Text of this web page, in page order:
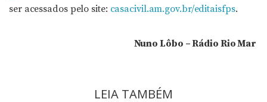
ser acessados pelo site: casacivil.am.gov.br/editaisfps.
Nuno Lôbo – Rádio Rio Mar
LEIA TAMBÉM